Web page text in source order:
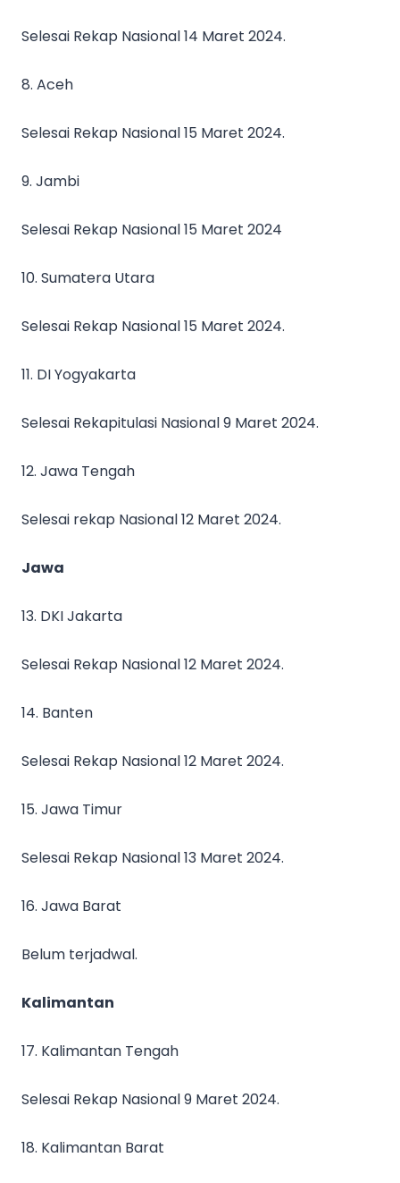
Selesai Rekap Nasional 14 Maret 2024.
8. Aceh
Selesai Rekap Nasional 15 Maret 2024.
9. Jambi
Selesai Rekap Nasional 15 Maret 2024
10. Sumatera Utara
Selesai Rekap Nasional 15 Maret 2024.
11. DI Yogyakarta
Selesai Rekapitulasi Nasional 9 Maret 2024.
12. Jawa Tengah
Selesai rekap Nasional 12 Maret 2024.
Jawa
13. DKI Jakarta
Selesai Rekap Nasional 12 Maret 2024.
14. Banten
Selesai Rekap Nasional 12 Maret 2024.
15. Jawa Timur
Selesai Rekap Nasional 13 Maret 2024.
16. Jawa Barat
Belum terjadwal.
Kalimantan
17. Kalimantan Tengah
Selesai Rekap Nasional 9 Maret 2024.
18. Kalimantan Barat